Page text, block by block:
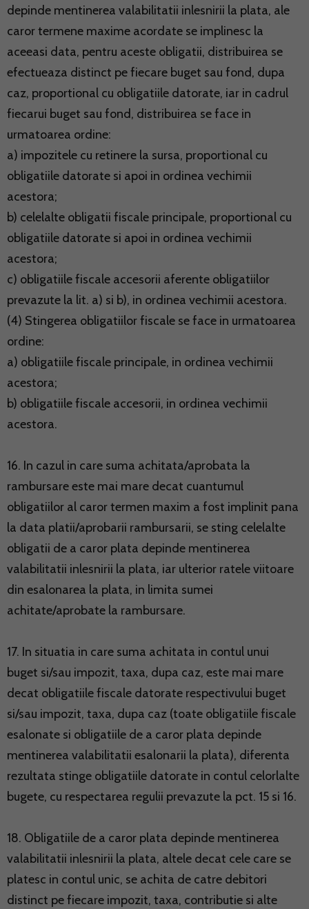
depinde mentinerea valabilitatii inlesnirii la plata, ale
caror termene maxime acordate se implinesc la
aceeasi data, pentru aceste obligatii, distribuirea se
efectueaza distinct pe fiecare buget sau fond, dupa
caz, proportional cu obligatiile datorate, iar in cadrul
fiecarui buget sau fond, distribuirea se face in
urmatoarea ordine:
a) impozitele cu retinere la sursa, proportional cu
obligatiile datorate si apoi in ordinea vechimii
acestora;
b) celelalte obligatii fiscale principale, proportional cu
obligatiile datorate si apoi in ordinea vechimii
acestora;
c) obligatiile fiscale accesorii aferente obligatiilor
prevazute la lit. a) si b), in ordinea vechimii acestora.
(4) Stingerea obligatiilor fiscale se face in urmatoarea
ordine:
a) obligatiile fiscale principale, in ordinea vechimii
acestora;
b) obligatiile fiscale accesorii, in ordinea vechimii
acestora.
16. In cazul in care suma achitata/aprobata la
rambursare este mai mare decat cuantumul
obligatiilor al caror termen maxim a fost implinit pana
la data platii/aprobarii rambursarii, se sting celelalte
obligatii de a caror plata depinde mentinerea
valabilitatii inlesnirii la plata, iar ulterior ratele viitoare
din esalonarea la plata, in limita sumei
achitate/aprobate la rambursare.
17. In situatia in care suma achitata in contul unui
buget si/sau impozit, taxa, dupa caz, este mai mare
decat obligatiile fiscale datorate respectivului buget
si/sau impozit, taxa, dupa caz (toate obligatiile fiscale
esalonate si obligatiile de a caror plata depinde
mentinerea valabilitatii esalonarii la plata), diferenta
rezultata stinge obligatiile datorate in contul celorlalte
bugete, cu respectarea regulii prevazute la pct. 15 si 16.
18. Obligatiile de a caror plata depinde mentinerea
valabilitatii inlesnirii la plata, altele decat cele care se
platesc in contul unic, se achita de catre debitori
distinct pe fiecare impozit, taxa, contributie si alte